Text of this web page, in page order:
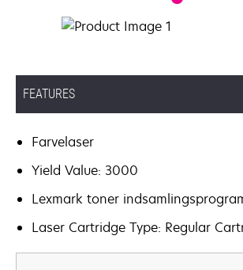
FEATURES
Farvelaser
Yield Value: 3000
Lexmark toner
Laser Cartridge Type: Regular